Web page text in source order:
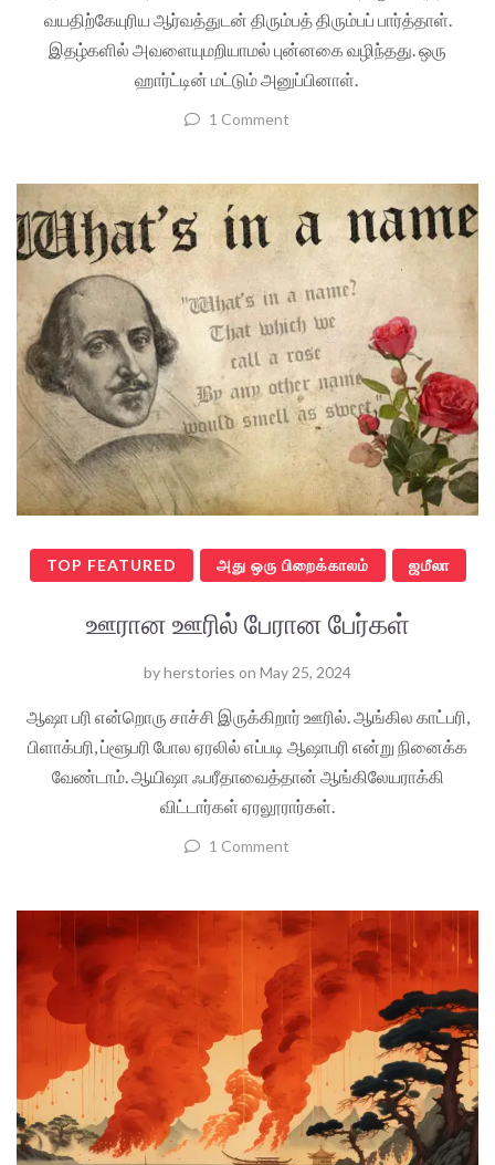
வயதிற்கேயுரிய ஆர்வத்துடன் திரும்பத் திரும்பப் பார்த்தாள்.
இதழ்களில் அவளையுமறியாமல் புன்னகை வழிந்தது. ஒரு
ஹார்ட்டின் மட்டும் அனுப்பினாள்.
1 Comment
TOP FEATURED அது ஒரு பிறைக்காலம் ஜமீலா
ஊரான ஊரில் பேரான பேர்கள்
byherstories on May 25, 2024
ஆஷா பரி என்றொரு சாச்சி இருக்கிறார் ஊரில். ஆங்கில காட்பரி,
பிளாக்பரி, ப்ளூபரி போல ஏரலில் எப்படி ஆஷாபரி என்று நினைக்க
வேண்டாம். ஆயிஷா ஃபரீதாவைத்தான் ஆங்கிலேயராக்கி
விட்டார்கள் ஏரலூரார்கள்.
1 Comment